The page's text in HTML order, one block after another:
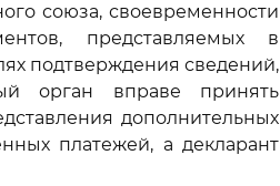
союза, своевременности
представляемых в
подтверждения сведений,
орган вправе принять
дополнительных
платежей, а декларант